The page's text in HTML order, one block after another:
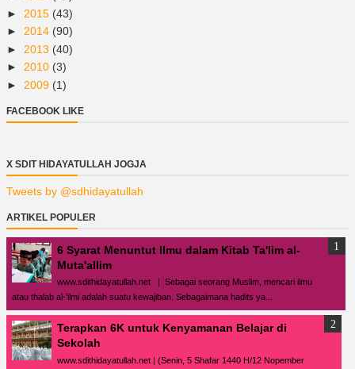
► 2015 (43)
► 2014 (90)
► 2013 (40)
► 2010 (3)
► 2009 (1)
FACEBOOK LIKE
X SDIT HIDAYATULLAH JOGJA
Tweets by @sdhidayatullah
ARTIKEL POPULER
6 Syarat Menuntut Ilmu dalam Kitab Ta'lim al-
Muta'allim
www.sdithidayatullah.net | Sebagai seorang Muslim, mencari ilmu
atau thalab al-’ilmi adalah suatu kewajiban. Sebagaimana hadits ya...
Terapkan 6K untuk Kenyamanan Belajar di
Sekolah
www.sdithidayatullah.net | (Senin, 5 Shafar 1440 H/12 Nopember